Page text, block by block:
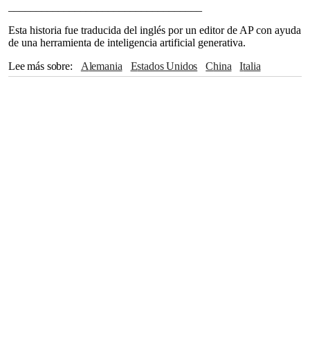
Esta historia fue traducida del inglés por un editor de AP con ayuda
de una herramienta de inteligencia artificial generativa.
Lee más sobre
Alemania Estados Unidos China
Italia